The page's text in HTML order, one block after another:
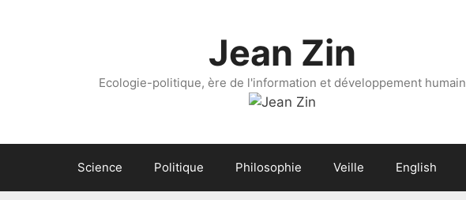
Jean Zin
Ecologie-politique, ère de l'information et développement humain
Science Politique Philosophie Veille English